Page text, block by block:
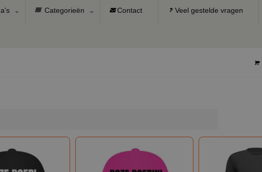
Categorieën Contact Veel gestelde vragen